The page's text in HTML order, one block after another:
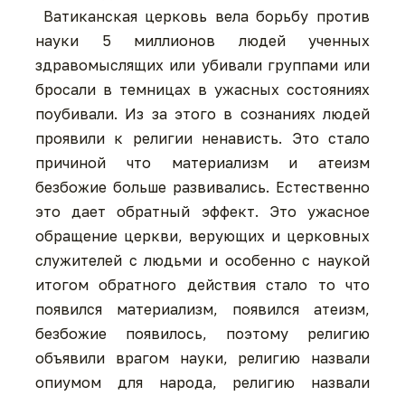
Ватиканская церковь вела борьбу против
науки 5 миллионов людей ученных
здравомыслящих или убивали группами или
бросали в темницах в ужасных состояниях
поубивали. Из за этого в сознаниях людей
проявили к религии ненависть. Это стало
причиной что материализм и атеизм
безбожие больше развивались. Естественно
это дает обратный эффект. Это ужасное
обращение церкви, верующих и церковных
служителей с людьми и особенно с наукой
итогом обратного действия стало то что
появился материализм, появился атеизм,
безбожие появилось, поэтому религию
объявили врагом науки, религию назвали
опиумом для народа, религию назвали